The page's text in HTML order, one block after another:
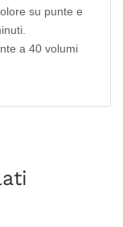
su punte e
a 40 volumi